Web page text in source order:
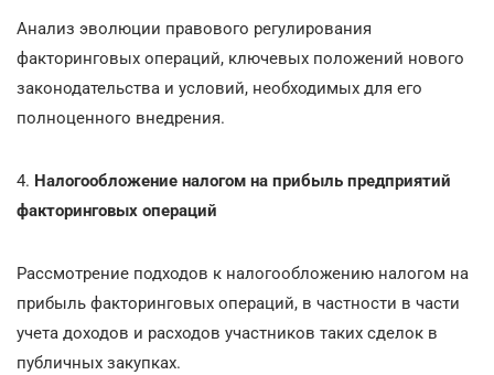
Анализ эволюции правового регулирования
факторинговых операций, ключевых положений нового
законодательства и условий, необходимых для его
полноценного внедрения.
4. Налогообложение налогом на прибыль предприятий
факторинговых операций
Рассмотрение подходов к налогообложению налогом на
прибыль факторинговых операций, в частности в части
учета доходов и расходов участников таких сделок в
публичных закупках.